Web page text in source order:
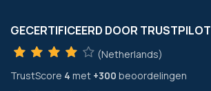
GECERTIFICEERD DOOR TRUSTPILOT
(Netherlands)
TrustScore 4 met +300 beoordelingen